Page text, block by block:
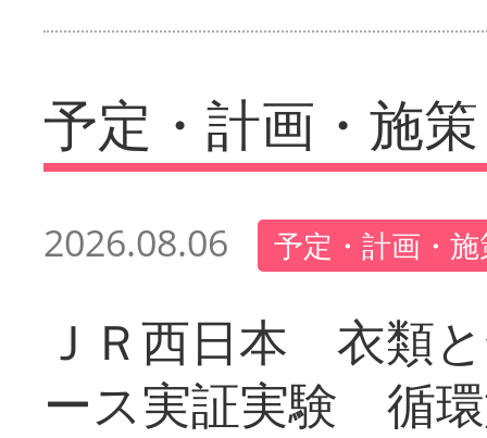
予定・計画・施策
2026.08.06 予定・計画・
ＪＲ西日本 衣類
ース実証実験 循